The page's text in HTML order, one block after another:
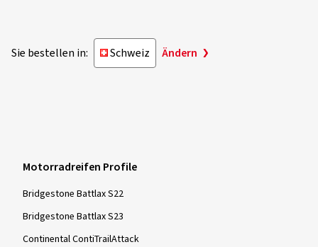
Sie bestellen in: Schweiz Ändern
Motorradreifen Profile
Bridgestone Battlax S22
Bridgestone Battlax S23
Continental ContiTrailAttack